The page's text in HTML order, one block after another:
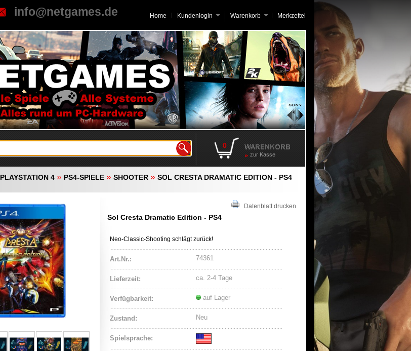
info@netgames.de Home Kundenlogin Merkzettel
Warenkorb
0
zur Kasse
PLAYSTATION 4 » PS4-SPIELE » SHOOTER » SOL CRESTA DRAMATIC EDITION - PS4
Datenblatt drucken
Sol Cresta Dramatic Edition - PS4
Neo-Classic-Shooting schlägt zurück!
Art.Nr.: 74361
Lieferzeit: ca. 2-4 Tage
Verfügbarkeit: auf Lager
Zustand: Neu
Spielsprache: